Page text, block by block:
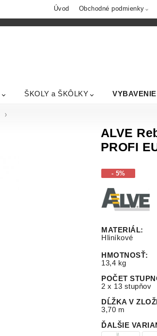
Úvod Obchodné podmienky
ŠKOLY a ŠKÔLKY
ALVE
PROFI
- 5%
MATERIÁL:
Hliníkové
HMOTNOSŤ:
13,4 kg
POČET
2 x 13 stupňov
DĹŽKA V
3,70 m
ĎALŠIE